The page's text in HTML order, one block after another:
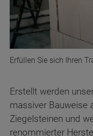
Erfüllen Sie sich Ihren
Erstellt werden
massiver Bauweise
Ziegelsteinen und
renommierter